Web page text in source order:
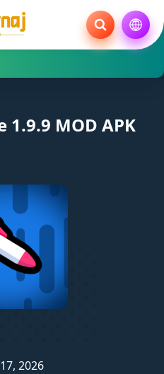
1.9.9 MOD APK
2026